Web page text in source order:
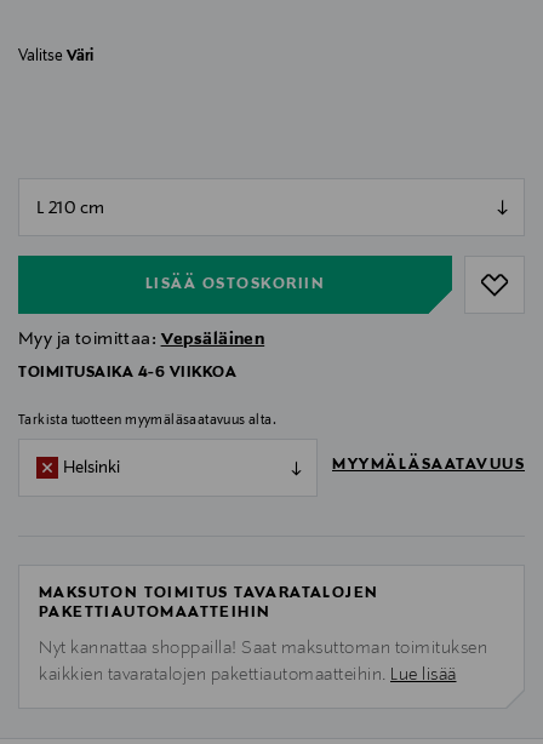
Valitse Väri
LISÄÄ OSTOSKORIIN
Myy ja toimittaa: Vepsäläinen
TOIMITUSAIKA 4-6 VIIKKOA
Tarkista tuotteen myymäläsaatavuus alta.
Helsinki MYYMÄLÄSAATAVUUS
MAKSUTON TOIMITUS TAVARATALOJEN
PAKETTIAUTOMAATTEIHIN
Nyt kannattaa shoppailla! Saat maksuttoman toimituksen
kaikkien tavaratalojen pakettiautomaatteihin. Lue lisää